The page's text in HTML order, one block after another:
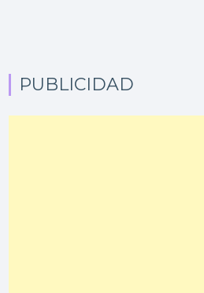
PUBLICIDAD